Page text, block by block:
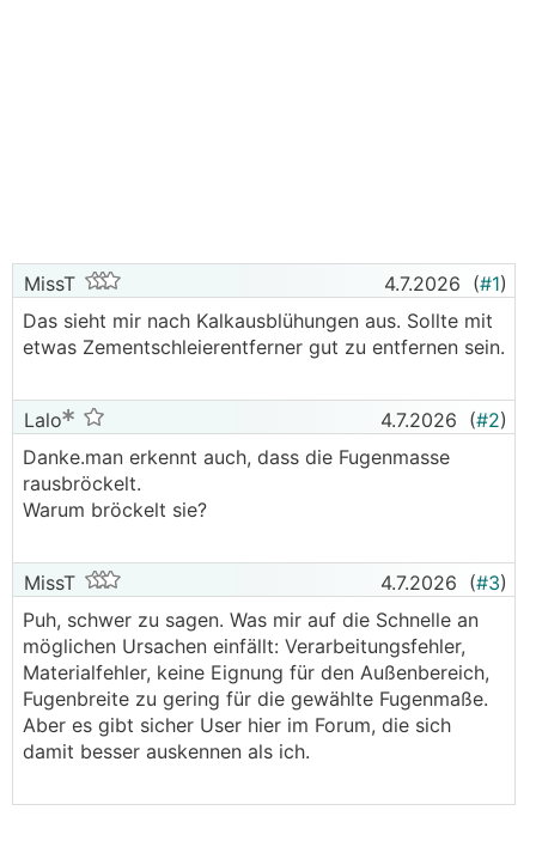
MissT 4.7.2026 (#1)
Das sieht mir nach Kalkausblühungen aus. Sollte mit
etwas Zementschleierentferner gut zu entfernen sein.
Lalo 4.7.2026 (#2)
Danke.man erkennt auch, dass die Fugenmasse
rausbröckelt.
Warum bröckelt sie?
MissT 4.7.2026 (#3)
Puh, schwer zu sagen. Was mir auf die Schnelle an
möglichen Ursachen einfällt: Verarbeitungsfehler,
Materialfehler, keine Eignung für den Außenbereich,
Fugenbreite zu gering für die gewählte Fugenmaße.
Aber es gibt sicher User hier im Forum, die sich
damit besser auskennen als ich.